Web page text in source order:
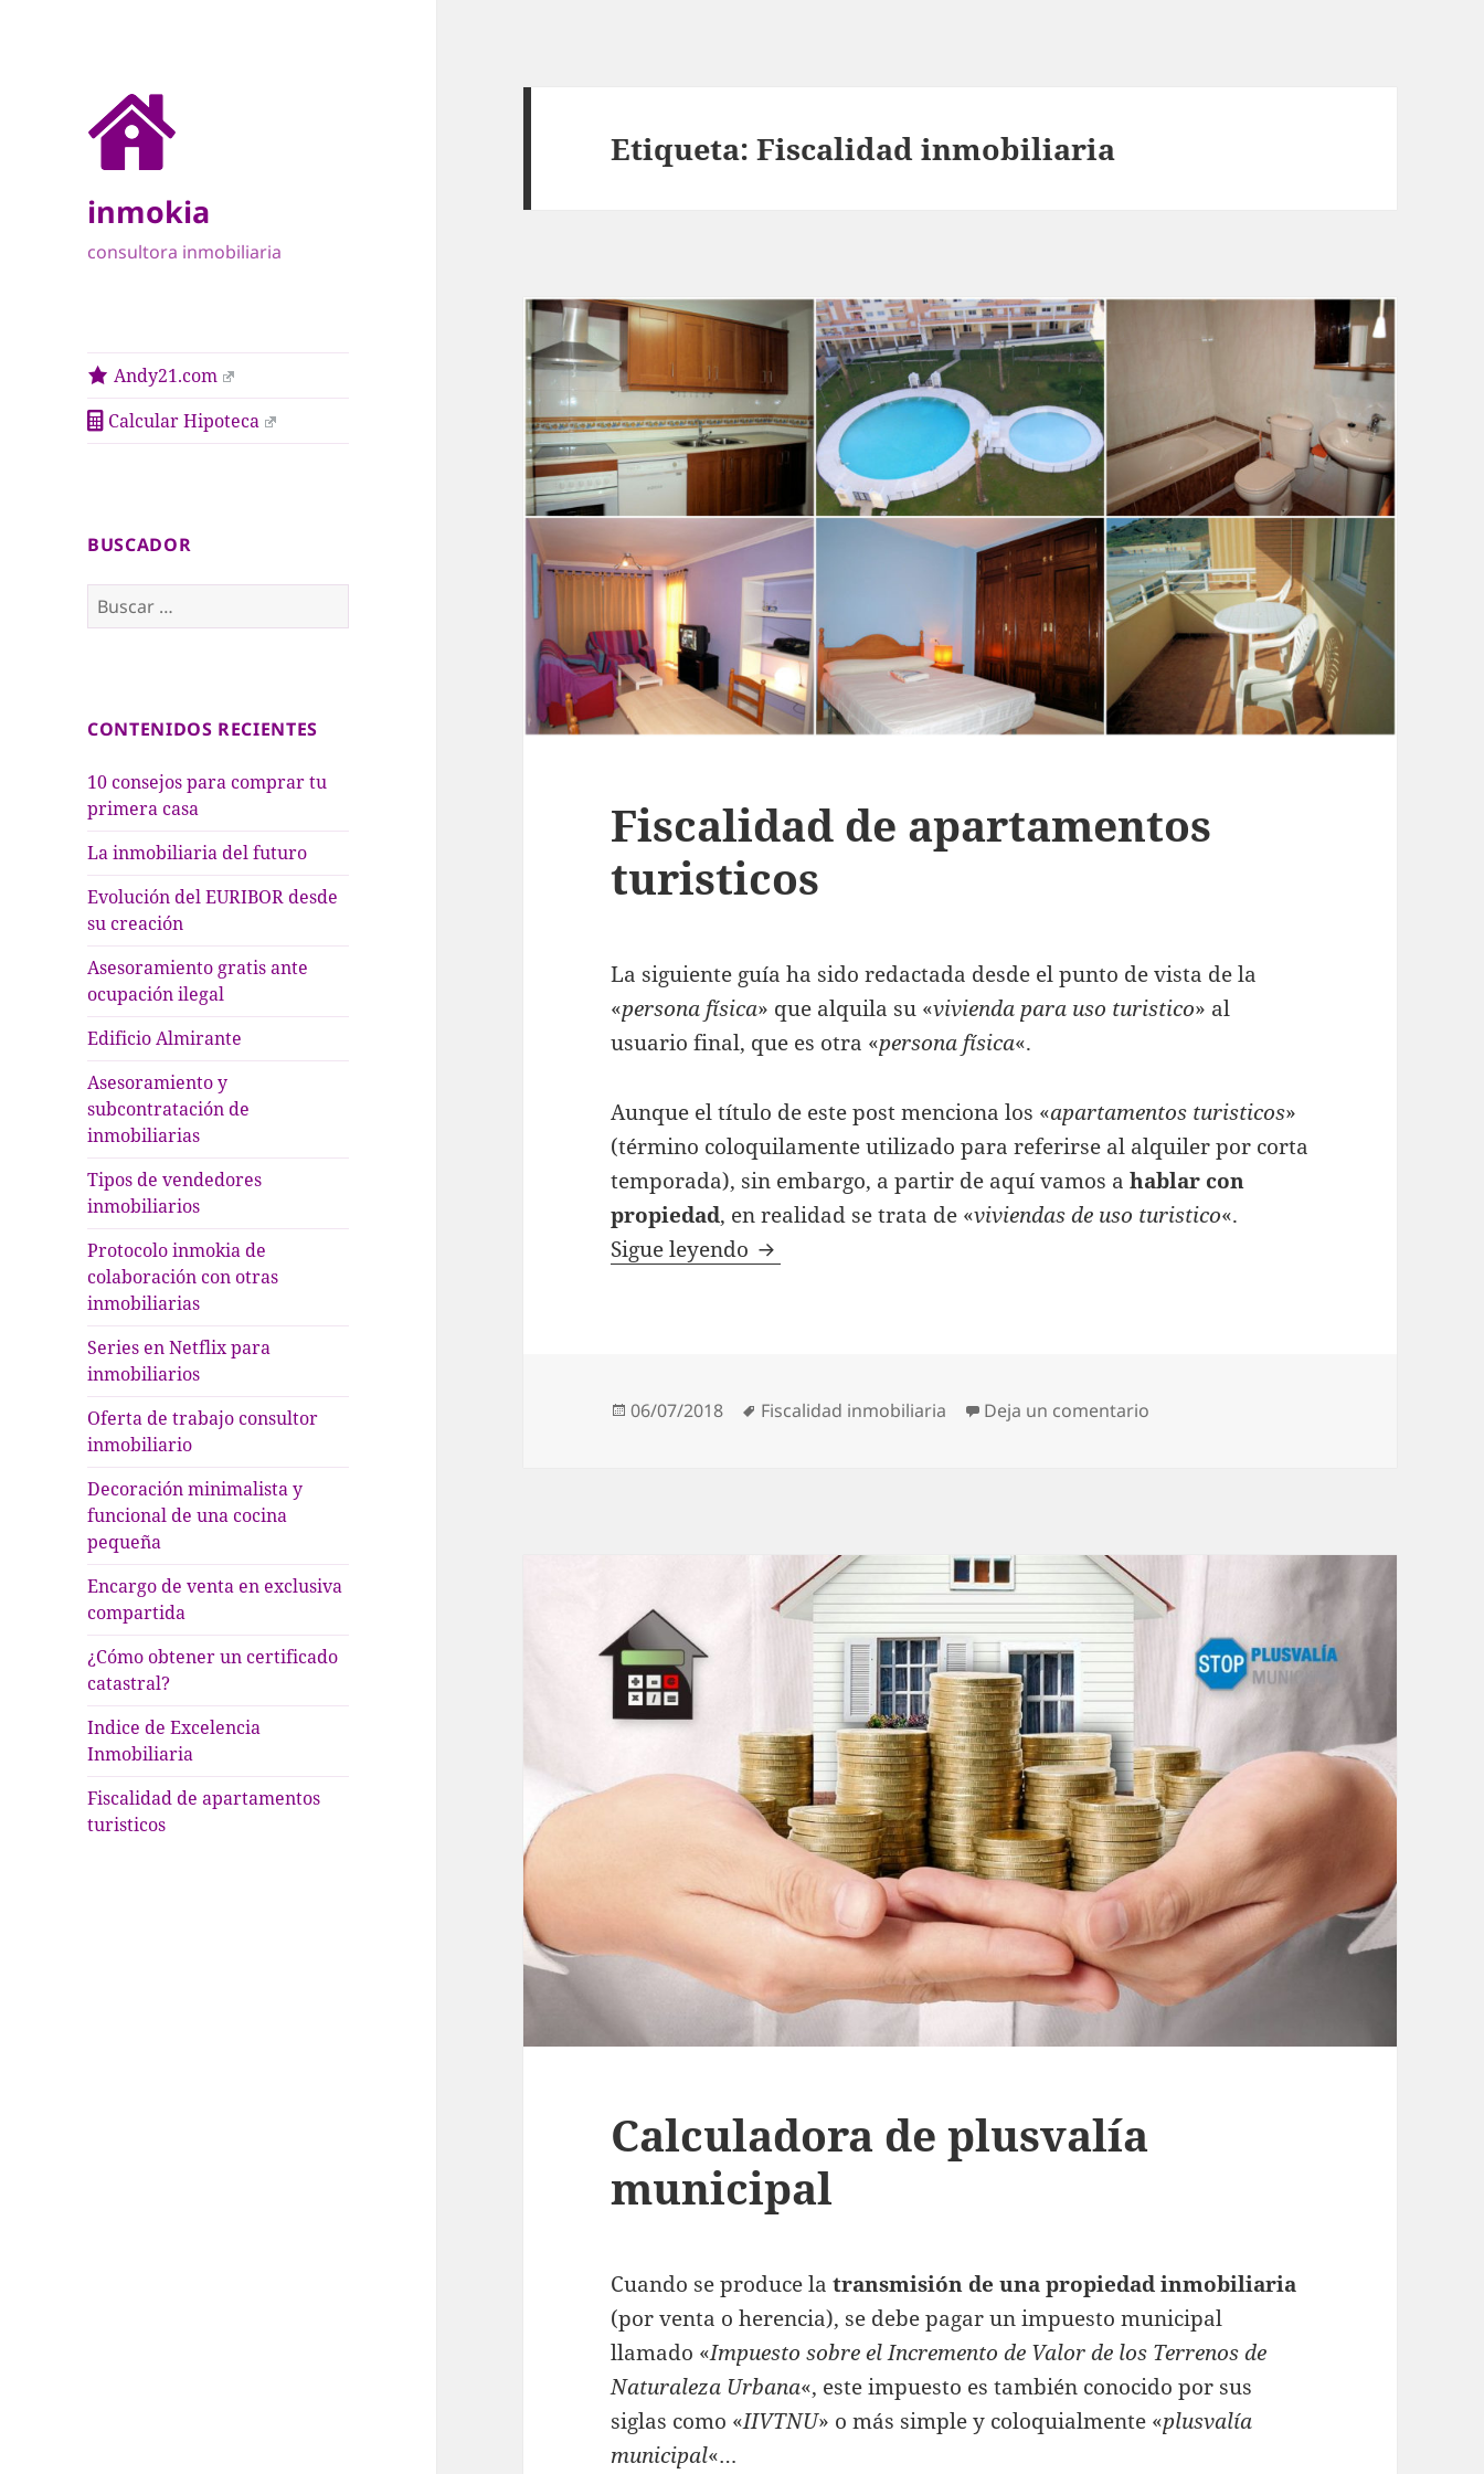
inmokia
consultora inmobiliaria
Andy21.com
Calcular Hipoteca
BUSCADOR
B
u
r
CONTENIDOS RECIENTES
10 consejos para comprar tu
primera casa
La inmobiliaria del futuro
Evolución del EURIBOR desde
su creación
Asesoramiento gratis ante
ocupación ilegal
Edificio Almirante
Asesoramiento y
subcontratación de
inmobiliarias
Tipos de vendedores
inmobiliarios
Protocolo inmokia de
colaboración con otras
inmobiliarias
Series en Netflix para
inmobiliarios
Oferta de trabajo consultor
inmobiliario
Decoración minimalista y
funcional de una cocina
pequeña
Encargo de venta en exclusiva
compartida
¿Cómo obtener un certificado
catastral?
Indice de Excelencia
Inmobiliaria
Fiscalidad de apartamentos
turisticos
Etiqueta:Fiscalidad inmobiliaria
Fiscalidad de apartamentos
turisticos
La siguiente guía ha sido redactada desde el punto de vista de la
«persona física» que alquila su «vivienda para uso turistico» al
usuario final, que es otra «persona física«.
Aunque el título de este post menciona los «apartamentos turisticos»
(término coloquilamente utilizado para referirse al alquiler por corta
temporada), sin embargo, a partir de aquí vamos ahablar con
propiedad, en realidad se trata de «viviendas de uso turistico«.
Sigue leyendo Fiscalidad de apartamentos turisticos
Publicado
06/07/2018 Etiquetas
Fiscalidad inmobiliaria Deja un comentario
Calculadora de plusvalía
municipal
Cuando se produce latransmisión de una propiedad inmobiliaria
(por venta o herencia), se debe pagar un impuesto municipal
llamado «Impuesto sobre el Incremento de Valor de los Terrenos de
Naturaleza Urbana«, este impuesto es también conocido por sus
siglas como «IIVTNU» o más simple y coloquialmente «plusvalía
municipal«…